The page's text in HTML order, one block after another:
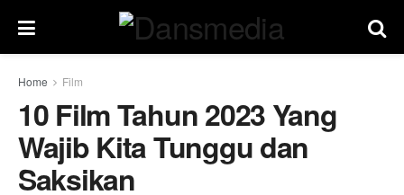
Home Film
10 Film Tahun 2023 Yang
Wajib Kita Tunggu dan
Saksikan